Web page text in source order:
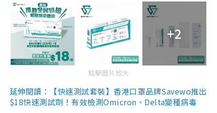
+2
點擊圖片放大
延伸閱讀：【快速測試套裝】香港口罩品牌Savewo推出
$18快速測試劑！有效檢測Omicron、Delta變種病毒